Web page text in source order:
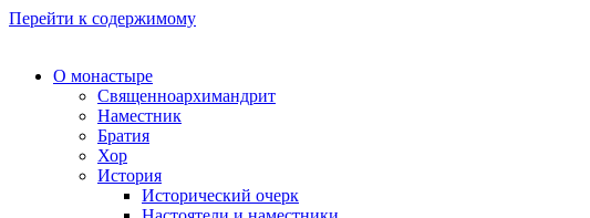
Перейти к содержимому
О монастыре
Священноархимандрит
Наместник
Братия
Хор
История
Исторический очерк